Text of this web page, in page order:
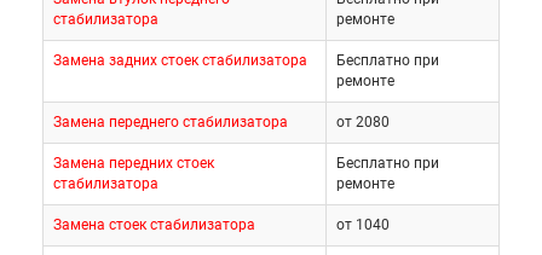
стабилизатора
ремонте
Замена задних стоек стабилизатора
Бесплатно при
ремонте
Замена переднего стабилизатора от 2080
Замена передних стоек
стабилизатора
Бесплатно при
ремонте
Замена стоек стабилизатора от 1040